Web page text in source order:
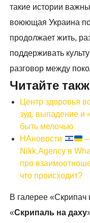
такие истории
воюющая Украина
продолжает жить,
поддерживать
разговор между
Читайте
Центр здоровья
зуд, выпадение и
быть мелочью
НАновости
Nikk.Agency в
про
что происходит?
В галерее
«Скрипаль на даху